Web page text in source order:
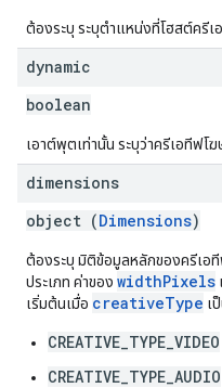
ต้องระบุ ระบุตำแหน่งที่โฮสต์ครี
dynamic
boolean
เอาต์พุตเท่านั้น ระบุว่าครีเอทีฟโ
dimensions
object (Dimensions)
ต้องระบุ มิติข้อมูลหลักของครีเอ
ประเภท ค่าของ widthPixels
เริ่มต้นเมื่อ creativeType เ
CREATIVE_TYPE_VIDEO
CREATIVE_TYPE_AUDIO